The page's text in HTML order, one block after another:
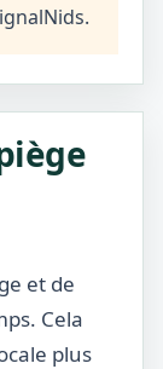
et de
Cela
plus